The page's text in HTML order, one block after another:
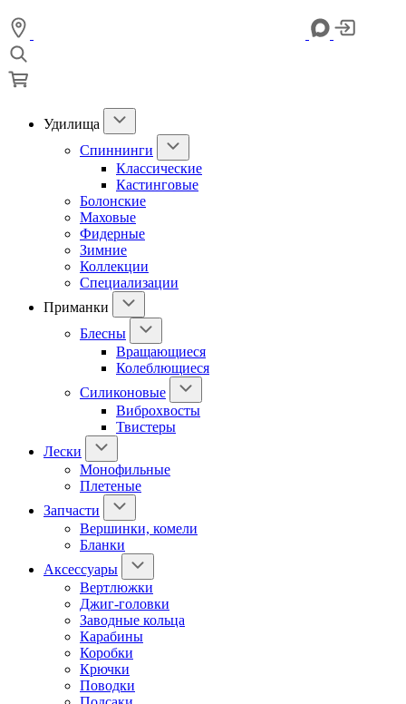
Удилища
Спиннинги
Классические
Кастинговые
Болонские
Маховые
Фидерные
Зимние
Коллекции
Специализации
Приманки
Блесны
Вращающиеся
Колеблющиеся
Силиконовые
Виброхвосты
Твистеры
Лески
Монофильные
Плетеные
Запчасти
Вершинки, комели
Бланки
Аксессуары
Вертлюжки
Джиг-головки
Заводные кольца
Карабины
Коробки
Крючки
Поводки